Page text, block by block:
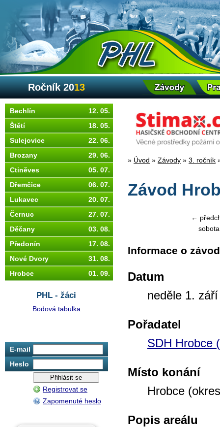
» Úvod » Závody » 3. ročník
Závod
←
Informace o
Datum
neděle 1.
Pořadatel
SDH Hrobce
Místo konání
Hrobce
Popis areálu
Ročník 2013
Bechlín
12. 05.
Štětí
18. 05.
Sulejovice
22. 06.
Brozany
29. 06.
Ctiněves
05. 07.
Dřemčice
06. 07.
Lukavec
20. 07.
Černuc
27. 07.
Děčany
03. 08.
Předonín
17. 08.
Nové Dvory
31. 08.
Hrobce
01. 09.
PHL - žáci
Bodová tabulka
E-mail
Heslo
Registrovat se
Zapomenuté heslo